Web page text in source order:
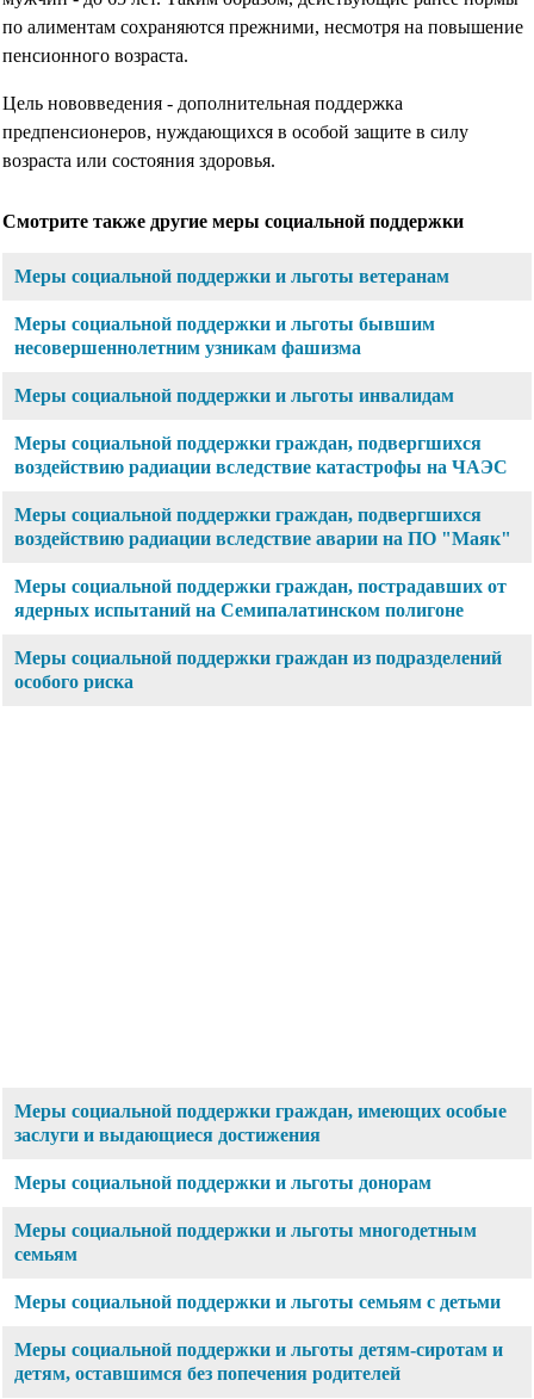
по алиментам сохраняются прежними, несмотря на повышение
пенсионного возраста.
Цель нововведения - дополнительная поддержка
предпенсионеров, нуждающихся в особой защите в силу
возраста или состояния здоровья.
Смотрите также другие меры социальной поддержки
Меры социальной поддержки и льготы ветеранам
Меры социальной поддержки и льготы бывшим
несовершеннолетним узникам фашизма
Меры социальной поддержки и льготы инвалидам
Меры социальной поддержки граждан, подвергшихся
воздействию радиации вследствие катастрофы на ЧАЭС
Меры социальной поддержки граждан, подвергшихся
воздействию радиации вследствие аварии на ПО "Маяк"
Меры социальной поддержки граждан, пострадавших от
ядерных испытаний на Семипалатинском полигоне
Меры социальной поддержки граждан из подразделений
особого риска
Меры социальной поддержки граждан, имеющих особые
заслуги и выдающиеся достижения
Меры социальной поддержки и льготы донорам
Меры социальной поддержки и льготы многодетным
семьям
Меры социальной поддержки и льготы семьям с детьми
Меры социальной поддержки и льготы детям-сиротам и
детям, оставшимся без попечения родителей